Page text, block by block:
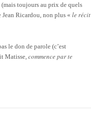
toujours au prix de quels
Jean Ricardou, non plus « le récit
le don de parole (c’est
Matisse, commence par te